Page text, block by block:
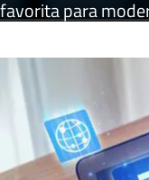
favorita para